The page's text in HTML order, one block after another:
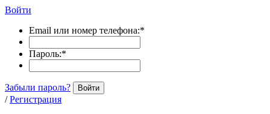
Войти
Email или номер телефона:*
Пароль:*
Забыли пароль? Войти
/ Регистрация